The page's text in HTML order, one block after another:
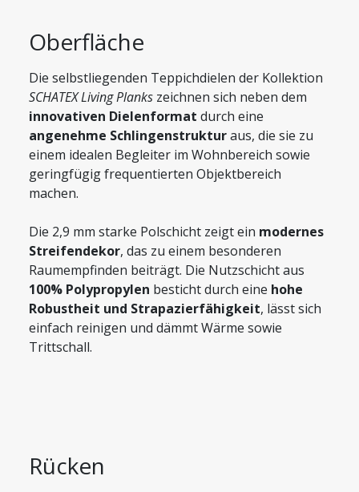
Oberfläche
Die selbstliegenden Teppichdielen der Kollektion
SCHATEX Living Plankszeichnen sich neben dem
innovativen Dielenformat durch eine
angenehme Schlingenstrukturaus, die sie zu
einem idealen Begleiter im Wohnbereich sowie
geringfügig frequentierten Objektbereich
machen.
Die 2,9 mm starke Polschicht zeigt ein modernes
Streifendekor, das zu einem besonderen
Raumempfinden beiträgt. Die Nutzschicht aus
100% Polypropylen besticht durch eine hohe
Robustheit und Strapazierfähigkeit, lässt sich
einfach reinigen und dämmt Wärme sowie
Trittschall.
Rücken